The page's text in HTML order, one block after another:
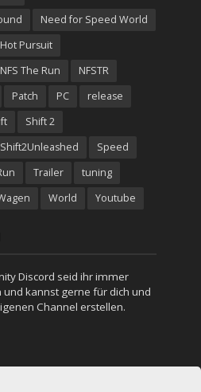
Need for Speed World
Hot Pursuit
NFS The Run
NFSTR
Patch PC
release
Shift 2
Shift2Unleashed
Speed
Trailer
tuning
World Youtube
Discord seid ihr immer
kannst gerne für dich und
Channel erstellen.